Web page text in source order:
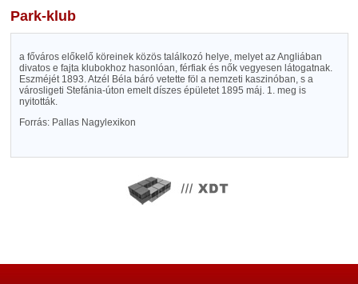
Park-klub
a főváros előkelő köreinek közös találkozó helye, melyet az Angliában
divatos e fajta klubokhoz hasonlóan, férfiak és nők vegyesen látogatnak.
Eszméjét 1893. Atzél Béla báró vetette föl a nemzeti kaszinóban, s a
városligeti Stefánia-úton emelt díszes épületet 1895 máj. 1. meg is
nyitották.
Forrás: Pallas Nagylexikon